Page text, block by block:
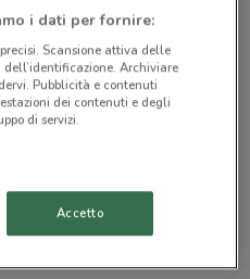
© OpenStreetMap contributors
Gra), 6 (Via Boccea
i dati per fornire:
Scansione attiva delle
Archiviare
Pubblicità e contenuti
dei contenuti e degli
di servizi.
Accetto